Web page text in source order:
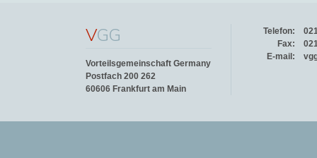
VGG
Vorteilsgemeinschaft Germany
Postfach 200 262
60606 Frankfurt am Main
Telefon:
Fax:
E-mail: